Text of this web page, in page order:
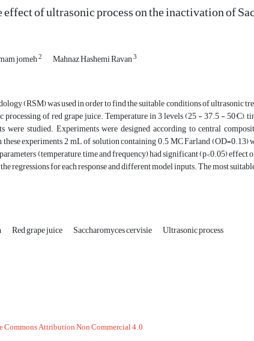
of ultrasonic process on the inactivation of
jomeh2 Mahnaz Hashemi Ravan3
(RSM) was used in order to find the suitable conditions of
of red grape juice. Temperature in 3 levels (25 - 37.5 - 50°C),
were studied. Experiments were designed according to central
experiments 2 mL of solution containing 0.5 MC Farland (OD=0.13)
(temperature, time and frequency) had significant (p<0.05)
regressions for each response and different model inputs. The most
Red grape juice Saccharomyces cervisie Ultrasonic process
Commons Attribution Non Commercial 4.0